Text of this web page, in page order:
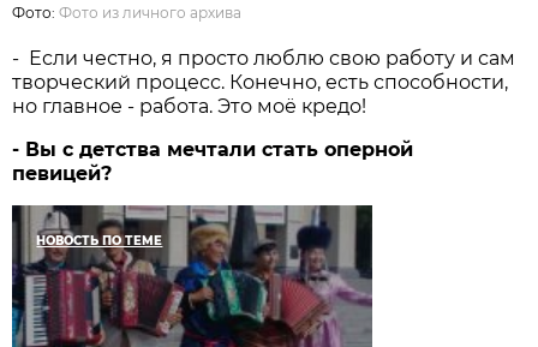
Фото:Фото из личного архива
- Если честно, я просто люблю свою работу и сам
творческий процесс. Конечно, есть способности,
но главное - работа. Это моё кредо!
- Вы с детства мечтали стать оперной
певицей?
НОВОСТЬ ПО ТЕМЕ